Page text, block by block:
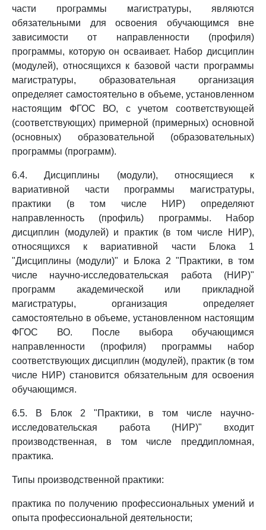
части программы магистратуры, являются
обязательными для освоения обучающимся вне
зависимости от направленности (профиля)
программы, которую он осваивает. Набор дисциплин
(модулей), относящихся к базовой части программы
магистратуры, образовательная организация
определяет самостоятельно в объеме, установленном
настоящим ФГОС ВО, с учетом соответствующей
(соответствующих) примерной (примерных) основной
(основных) образовательной (образовательных)
программы (программ).
6.4. Дисциплины (модули), относящиеся к
вариативной части программы магистратуры,
практики (в том числе НИР) определяют
направленность (профиль) программы. Набор
дисциплин (модулей) и практик (в том числе НИР),
относящихся к вариативной части Блока 1
"Дисциплины (модули)" и Блока 2 "Практики, в том
числе научно-исследовательская работа (НИР)"
программ академической или прикладной
магистратуры, организация определяет
самостоятельно в объеме, установленном настоящим
ФГОС ВО. После выбора обучающимся
направленности (профиля) программы набор
соответствующих дисциплин (модулей), практик (в том
числе НИР) становится обязательным для освоения
обучающимся.
6.5. В Блок 2 "Практики, в том числе научно-
исследовательская работа (НИР)" входит
производственная, в том числе преддипломная,
практика.
Типы производственной практики:
практика по получению профессиональных умений и
опыта профессиональной деятельности;